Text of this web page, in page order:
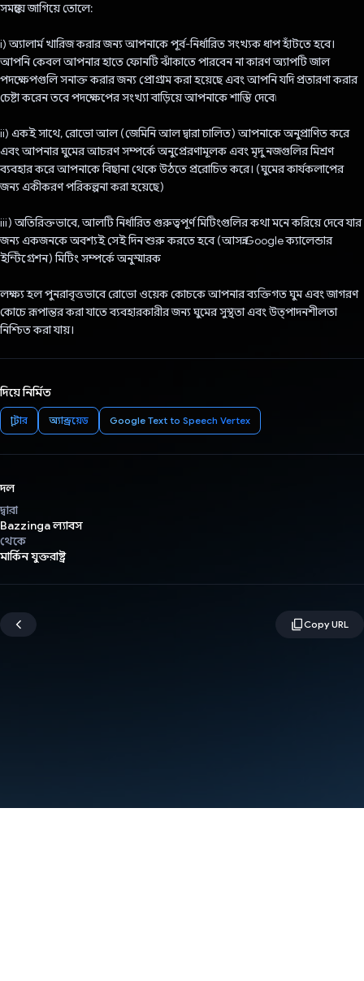
সমন্বয়ে জাগিয়ে তোলে:
i) অ্যালার্ম খারিজ করার জন্য আপনাকে পূর্ব-নির্ধারিত সংখ্যক ধাপ হাঁটতে হবে।
আপনি কেবল আপনার হাতে ফোনটি ঝাঁকাতে পারবেন না কারণ অ্যাপটি জাল
পদক্ষেপগুলি সনাক্ত করার জন্য প্রোগ্রাম করা হয়েছে এবং আপনি যদি প্রতারণা করার
চেষ্টা করেন তবে পদক্ষেপের সংখ্যা বাড়িয়ে আপনাকে শাস্তি দেবে৷
ii) একই সাথে, রোভো আল (জেমিনি আল দ্বারা চালিত) আপনাকে অনুপ্রাণিত করে
এবং আপনার ঘুমের আচরণ সম্পর্কে অনুপ্রেরণামূলক এবং মৃদু নজগুলির মিশ্রণ
ব্যবহার করে আপনাকে বিছানা থেকে উঠতে প্ররোচিত করে। (ঘুমের কার্যকলাপের
জন্য একীকরণ পরিকল্পনা করা হয়েছে)
iii) অতিরিক্তভাবে, আলটি নির্ধারিত গুরুত্বপূর্ণ মিটিংগুলির কথা মনে করিয়ে দেবে যার
জন্য একজনকে অবশ্যই সেই দিন শুরু করতে হবে (আসন্ন Google ক্যালেন্ডার
ইন্টিগ্রেশন) মিটিং সম্পর্কে অনুস্মারক
লক্ষ্য হল পুনরাবৃত্তভাবে রোভো ওয়েক কোচকে আপনার ব্যক্তিগত ঘুম এবং জাগরণ
কোচে রূপান্তর করা যাতে ব্যবহারকারীর জন্য ঘুমের সুস্থতা এবং উত্পাদনশীলতা
নিশ্চিত করা যায়।
দিয়ে নির্মিত
ফ্লাটার অ্যান্ড্রয়েড Google Text to Speech Vertex
দল
দ্বারা
Bazzinga ল্যাবস
থেকে
মার্কিন যুক্তরাষ্ট্র